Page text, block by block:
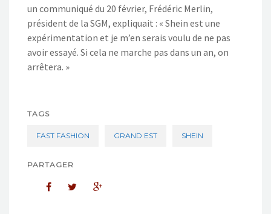
un communiqué du 20 février, Frédéric Merlin,
président de la SGM, expliquait : « Shein est une
expérimentation et je m’en serais voulu de ne pas
avoir essayé. Si cela ne marche pas dans un an, on
arrêtera. »
TAGS
FAST FASHION GRAND EST SHEIN
PARTAGER